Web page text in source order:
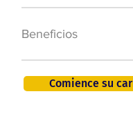
Beneficios
Comience su